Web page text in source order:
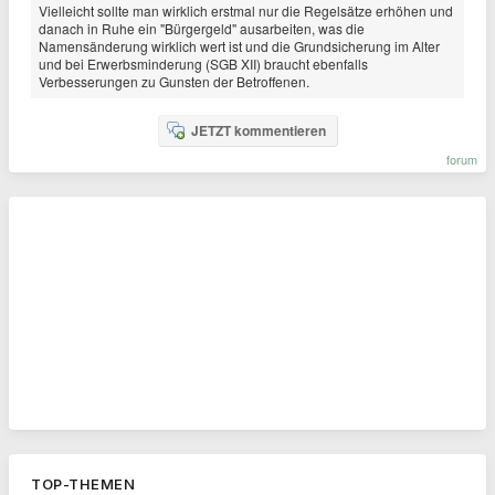
Vielleicht sollte man wirklich erstmal nur die Regelsätze erhöhen und
danach in Ruhe ein "Bürgergeld" ausarbeiten, was die
Namensänderung wirklich wert ist und die Grundsicherung im Alter
und bei Erwerbsminderung (SGB XII) braucht ebenfalls
Verbesserungen zu Gunsten der Betroffenen.
JETZT kommentieren
forum
TOP-THEMEN